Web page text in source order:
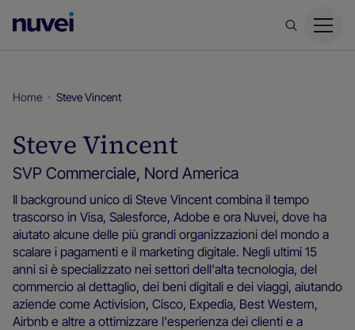
di
Home Steve Vincent
Steve Vincent
SVP Commerciale, Nord America
Il background unico di Steve Vincent combina il tempo
trascorso in Visa, Salesforce, Adobe e ora Nuvei, dove ha
aiutato alcune delle più grandi organizzazioni del mondo a
scalare i pagamenti e il marketing digitale. Negli ultimi 15
anni si è specializzato nei settori dell'alta tecnologia, del
commercio al dettaglio, dei beni digitali e dei viaggi, aiutando
aziende come Activision, Cisco, Expedia, Best Western,
Airbnb e altre a ottimizzare l'esperienza dei clienti e a